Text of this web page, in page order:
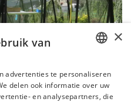
GERMAN
×
van
advertenties te personaliseren
delen ook informatie over uw
en analysepartners, die